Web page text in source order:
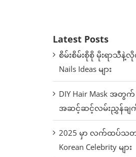
Latest Posts
စိမ်းစိမ်းစိုစို မိုးရာသီ
Nails Ideas များ
DIY Hair Mask အတွ
အဆင့်ဆင့်လမ်းညွှန်ချက်
2025 မှာ လက်ထပ်သတ
Korean Celebrity များ